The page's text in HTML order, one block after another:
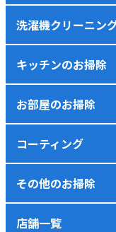
洗濯機クリーニン
キッチンのお掃除
お部屋のお掃除
コーティング
その他のお掃除
店舗一覧